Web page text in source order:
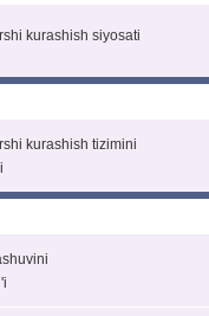
kurashish siyosati
kurashish tizimini
to'qnashuvini